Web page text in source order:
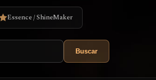
Essence / ShineMaker
Buscar